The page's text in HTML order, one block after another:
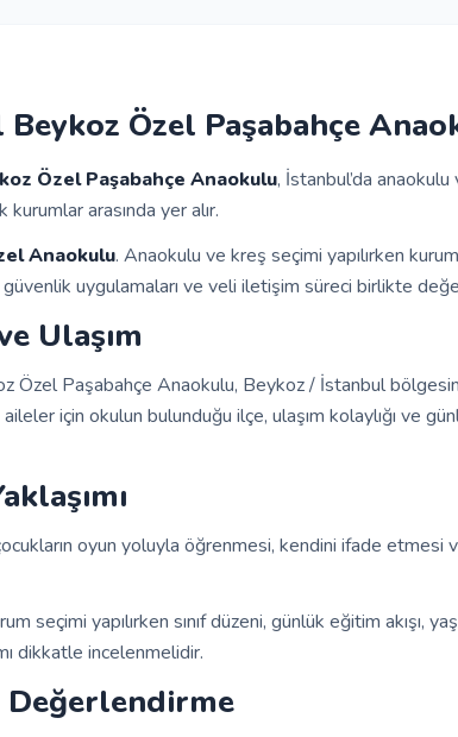
Özel Paşabahçe
Özel Paşabahçe Anaokulu, İstanbul’da
arasında yer alır.
Anaokulu. Anaokulu ve kreş seçimi yapılırken
güvenlik uygulamaları ve veli iletişim süreci birlikte
Ulaşım
Özel Paşabahçe Anaokulu, Beykoz / İstanbul
için okulun bulunduğu ilçe, ulaşım kolaylığı ve
oyun yoluyla öğrenmesi, kendini ifade
seçimi yapılırken sınıf düzeni, günlük eğitim akışı,
dikkatle incelenmelidir.
Değerlendirme